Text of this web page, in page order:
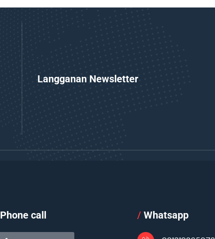
Langganan Newsletter
Phone call /Whatsapp